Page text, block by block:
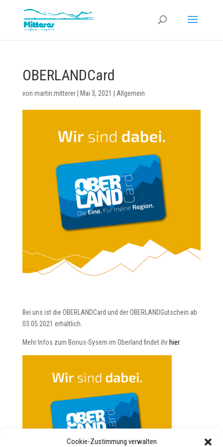
Cookie-Zustimmung verwalten
OBERLANDCard
von martin.mitterer| Mai 3, 2021 Allgemein
Bei uns ist die OBERLANDCard und der OBERLANDGutschein ab
03.05.2021 erhältlich.
Mehr Infos zum Bonus-Sysem im Oberland findet ihr hier.